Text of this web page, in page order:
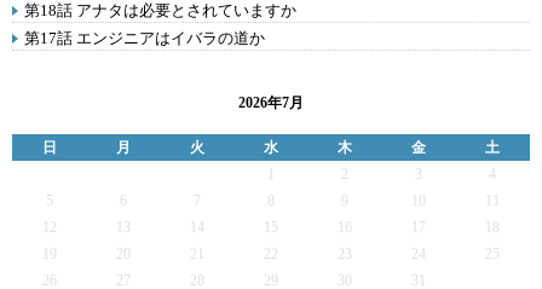
第18話 アナタは必要とされていますか
第17話 エンジニアはイバラの道か
2026年7月
日 月 火 水 木 金
土
2 3
4
5
6 7 9
12
13 14 15 16 17
19
20 21 22 23 24
25
26
27 28 29 30 31